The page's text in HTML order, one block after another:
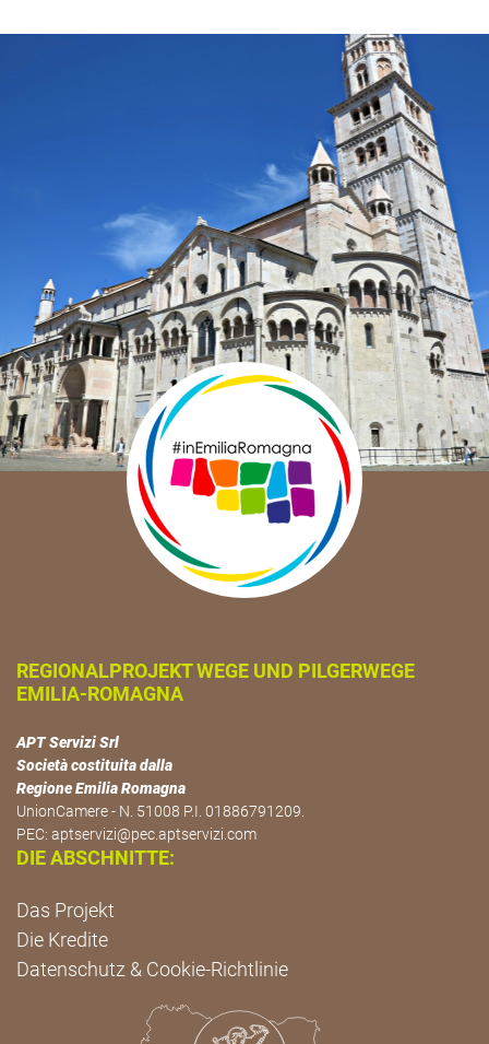
REGIONALPROJEKT WEGE UND PILGERWEGE
EMILIA-ROMAGNA
APT Servizi Srl
Società costituita dalla
Regione Emilia Romagna
UnionCamere - N. 51008 P.I. 01886791209.
PEC: aptservizi@pec.aptservizi.com
DIE ABSCHNITTE:
Das Projekt
Die Kredite
Datenschutz & Cookie-Richtlinie